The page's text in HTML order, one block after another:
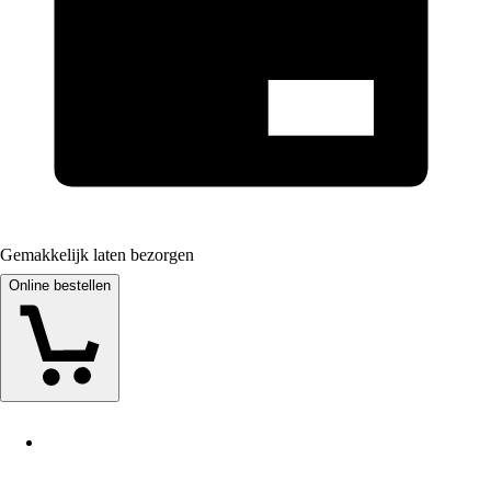
Gemakkelijk laten bezorgen
Online bestellen